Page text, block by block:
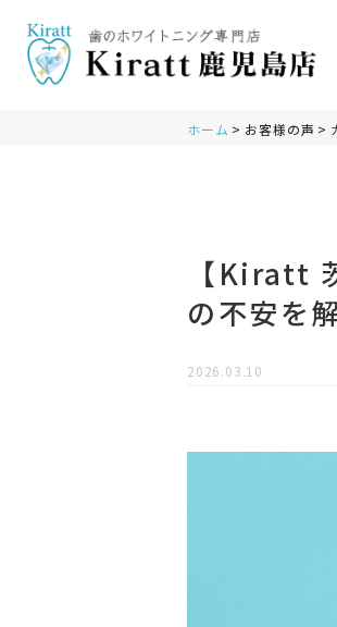
ホーム お客様の声
【Kiratt
の不安を
2026.03.10